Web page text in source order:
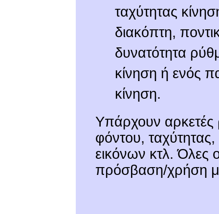
ταχύτητας
διακόπτη,
δυνατότητα
κίνηση ή ενός
κίνηση.
Υπάρχουν αρκετές
φόντου,
εικόνων κτλ. Όλες
πρόσβαση/χρήση